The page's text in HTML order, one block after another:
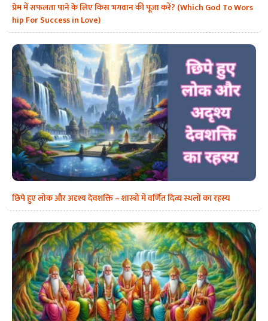
प्रेम में सफलता पाने के लिए किस भगवान की पूजा करें? (Which God To Wors
hip For Success in Love)
छिपे हुए लोक और अदृश्य देवशक्ति – शास्त्रों में वर्णित दिव्य स्थलों का रहस्य